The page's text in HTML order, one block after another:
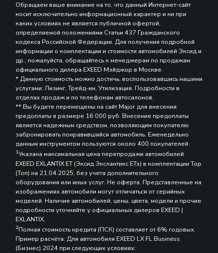
Обращаем ваше внимание на то, что данный Интернет-сайт
носит исключительно информационный характер и ни при
каких условиях не является публичной офертой,
определяемой положениями Статьи 437 Гражданского
кодекса Российской Федерации. Для получения подробной
информации о комплектации и стоимости автомобилей Эксид и
др., пожалуйста, обращайтесь к менеджерам по продажам
официального дилера EXEED Мэйджор в Москве.
* Данную стоимость можно достичь, воспользовавшись нашими
услугами: Лизинг, Трейд-ин, Утилизация. Подробности в
отделах продаж и по телефонам автосалонов.
** Вы будете перемещены на сайт Major для внесения
предоплаты в размере 16 000 руб. Внесение предоплаты
является надежным средством, позволяющим покупателю
забронировать понравившийся автомобиль. Еженедельно
данным инструментом пользуются около 400 покупателей.
1Указана максимальная цена перепродажи автомобилей
EXEED EXLANTIX ET (Эксид Экслантикс ЕТэ) в комплектации Top
(Топ) на 21.04.2025, без учета дополнительного
оборудования или иных услуг. Не оферта. Представленные на
изображениях автомобили могут отличаться от серийных
моделей. Наличие автомобилей, цены, цвета, модели и прочие
подробности уточняйте у официальных дилеров EXEED |
EXLANTIX.
2Полная стоимость кредита (ПСК) составляет от 6% годовых.
Пример расчёта: Для автомобиля EXEED LX FL Business
(Бизнес) 2024 при следующих условиях: